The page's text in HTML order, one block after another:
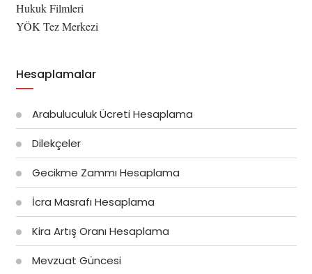
Hukuk Filmleri
YÖK Tez Merkezi
Hesaplamalar
Arabuluculuk Ücreti Hesaplama
Dilekçeler
Gecikme Zammı Hesaplama
İcra Masrafı Hesaplama
Kira Artış Oranı Hesaplama
Mevzuat Güncesi